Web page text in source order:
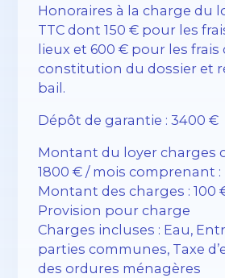
Honoraires à la charge du
TTC dont 150 € pour les
lieux et 600 € pour les frais
constitution du dossier et
bail.
Dépôt de garantie : 3400 €
Montant du loyer charges
1800 € / mois comprenant :
Montant des charges : 100
Provision pour charge
Charges incluses : Eau,
parties communes, Taxe
des ordures ménagères